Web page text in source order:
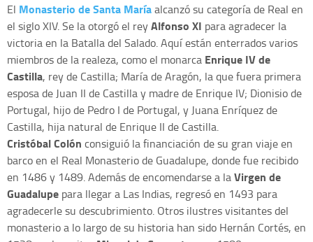
El Monasterio de Santa Maríaalcanzó su categoría de Real en
el siglo XIV. Se la otorgó el reyAlfonso XI para agradecer la
victoria en la Batalla del Salado. Aquí están enterrados varios
miembros de la realeza, como el monarca Enrique IVde
Castilla, rey de Castilla; María de Aragón, la que fuera primera
esposa de Juan II de Castilla y madre de Enrique IV; Dionisio de
Portugal, hijo de Pedro I de Portugal, y Juana Enríquez de
Castilla, hija natural de Enrique II de Castilla.
Cristóbal Colón consiguió la financiación de su gran viaje en
barco en el Real Monasterio de Guadalupe, donde fue recibido
en 1486 y 1489. Además de encomendarse a laVirgen de
Guadalupe para llegar a Las Indias, regresó en 1493 para
agradecerle su descubrimiento. Otros ilustres visitantes del
monasterio a lo largo de su historia han sido Hernán Cortés, en